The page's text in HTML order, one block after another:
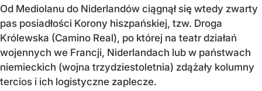
Od Mediolanu do Niderlandów ciągnął się wtedy zwarty
pas posiadłości Korony hiszpańskiej, tzw. Droga
Królewska (Camino Real), po której na teatr działań
wojennych we Francji, Niderlandach lub w państwach
niemieckich (wojna trzydziestoletnia) zdążały kolumny
tercios i ich logistyczne zaplecze.